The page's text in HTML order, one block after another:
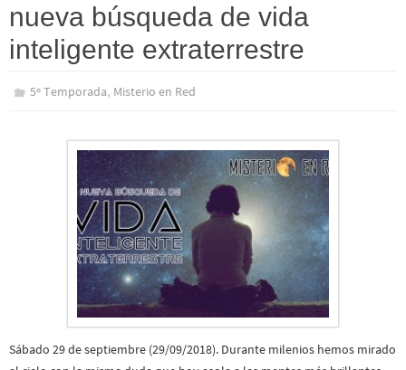
nueva búsqueda de vida
inteligente extraterrestre
5º Temporada, Misterio en Red
Sábado 29 de septiembre (29/09/2018). Durante milenios hemos mirado